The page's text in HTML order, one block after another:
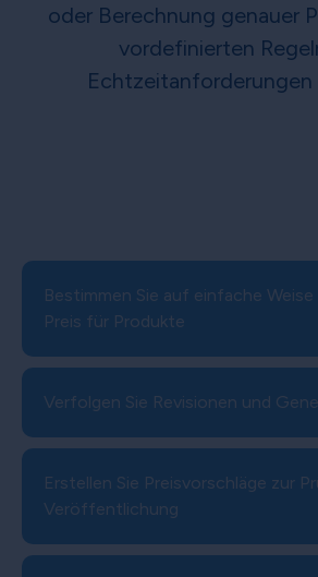
oder Berechnung genauer
vordefinierten
Echtzeitanforderungen
Bestimmen Sie auf einfache
Preis für Produkte
Verfolgen Sie Revisionen und
Erstellen Sie Preisvorschläge zur
Veröffentlichung